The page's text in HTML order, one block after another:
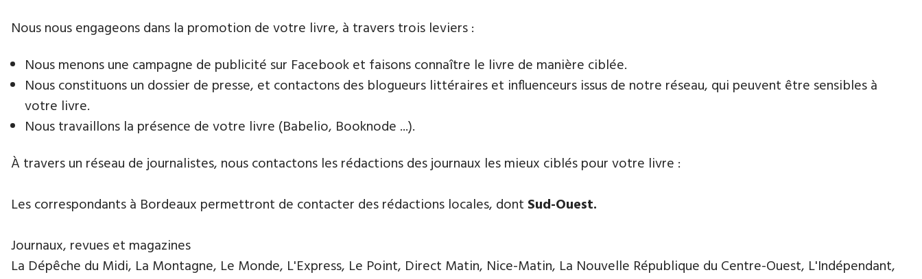
Nous nous engageons dans la promotion de votre livre​, à travers trois leviers :
Nous menons une campagne de publicité sur Facebook et faisons connaître le livre de manière ciblée.
Nous constituons un dossier de presse, et contactons des blogueurs littéraires et influenceurs issus de notre réseau, qui peuvent être sensibles à
votre livre.
Nous travaillons la présence de votre livre (Babelio, Booknode ...).
À travers un réseau de journalistes, nous contactons les rédactions des journaux les mieux ciblés pour votre livre :
​Les correspondants à Bordeaux permettront de contacter des rédactions locales, dont Sud-Ouest.
Journaux, revues et magazines
La Dépêche du Midi, La Montagne, Le Monde, L'Express, Le Point, Direct Matin, Nice-Matin, La Nouvelle République du Centre-Ouest, L'Indépendant,